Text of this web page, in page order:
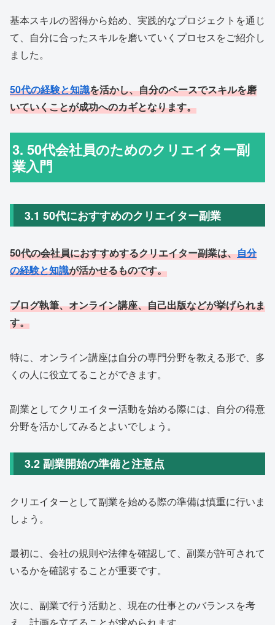
基本スキルの習得から始め、実践的なプロジェクトを通じ
て、自分に合ったスキルを磨いていくプロセスをご紹介し
ました。
50代の経験と知識を活かし、自分のペースでスキルを磨
いていくことが成功へのカギとなります。
3. 50代会社員のためのクリエイター副
業入門
3.1 50代におすすめのクリエイター副業
50代の会社員におすすめするクリエイター副業は、自分
の経験と知識が活かせるものです。
ブログ執筆、オンライン講座、自己出版などが挙げられま
す。
特に、オンライン講座は自分の専門分野を教える形で、多
くの人に役立てることができます。
副業としてクリエイター活動を始める際には、自分の得意
分野を活かしてみるとよいでしょう。
3.2 副業開始の準備と注意点
クリエイターとして副業を始める際の準備は慎重に行いま
しょう。
最初に、会社の規則や法律を確認して、副業が許可されて
いるかを確認することが重要です。
次に、副業で行う活動と、現在の仕事とのバランスを考